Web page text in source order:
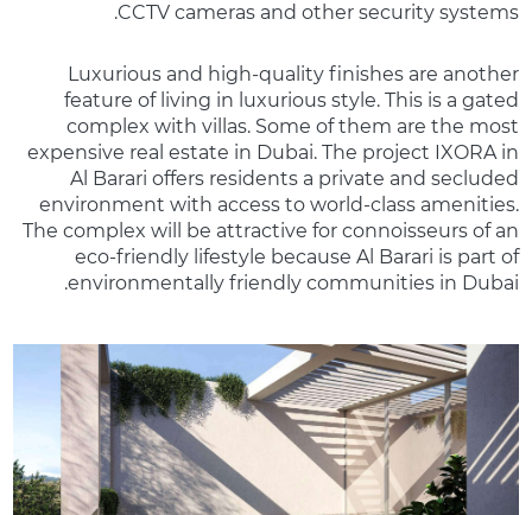
CCTV cameras and other security systems.
Luxurious and high-quality finishes are another
feature of living in luxurious style. This is a gated
complex with villas. Some of them are the most
expensive real estate in Dubai. The project IXORA in
Al Barari offers residents a private and secluded
environment with access to world-class amenities.
The complex will be attractive for connoisseurs of an
eco-friendly lifestyle because Al Barari is part of
environmentally friendly communities in Dubai.